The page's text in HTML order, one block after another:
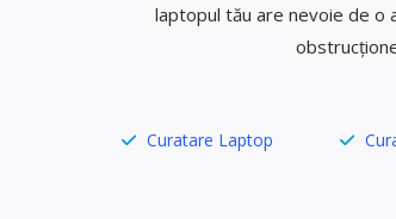
laptopul tău are nevoie de o
Curatare Laptop